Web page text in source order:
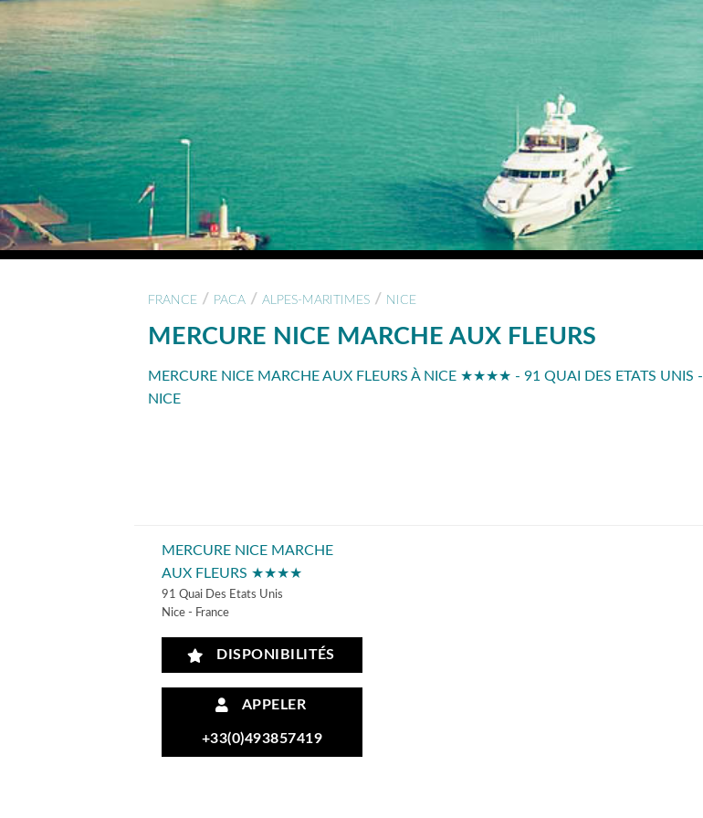
FRANCE / PACA / ALPES-MARITIMES / NICE
MERCURE NICE MARCHE AUX FLEURS
MERCURE NICE MARCHE AUX FLEURS À NICE ★★★★ - 91 QUAI DES ETATS UNIS -
NICE
MERCURE NICE MARCHE
AUX FLEURS ★★★★
91 Quai Des Etats Unis
Nice - France
DISPONIBILITÉS
APPELER
+33(0)493857419